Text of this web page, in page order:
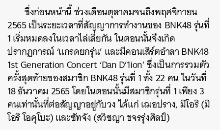
ซึ่งก่อนหน้านี้ ช่วงเดือนตุลาคมจนถึงพฤศจิกายน
2565 เป็นระยะเวลาที่สัญญาการทำงานของ BNK48 รุ่นที่
1 เริ่มหมดลงในเวลาไล่เลี่ยกัน ในตอนนั้นจึงเกิด
ปรากฏการณ์ ‘แกรดยกรุ่น’ และมีคอนเสิร์ตอำลา BNK48
1st Generation Concert ‘Dan D’1ion’ ซึ่งเป็นการรวมตัว
ครั้งสุดท้ายของสมาชิก BNK48 รุ่นที่ 1 ทั้ง 22 คน ในวันที่
18 ธันวาคม 2565 โดยในตอนนั้นมีสมาชิกรุ่นที่ 1 เพียง 3
คนเท่านั้นที่ต่อสัญญาอยู่กับวง ได้แก่ เฌอปราง, มิโอริ (มิ
โอริ โอคุโบะ) และซัทจัง (สวิชญา ขจรรุ่งศิลป์)